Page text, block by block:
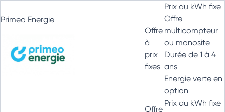
Primeo Energie
Offre
à
prix
fixes
Prix du kWh fixe
Offre
multicompteur
ou monosite
Durée de 1 à 4
ans
Energie verte en
option
Offre
Prix du kWh fixe